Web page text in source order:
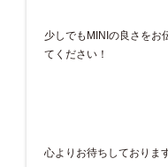
少しでもMINIの良さをお
てください！
心よりお待ちしておりま